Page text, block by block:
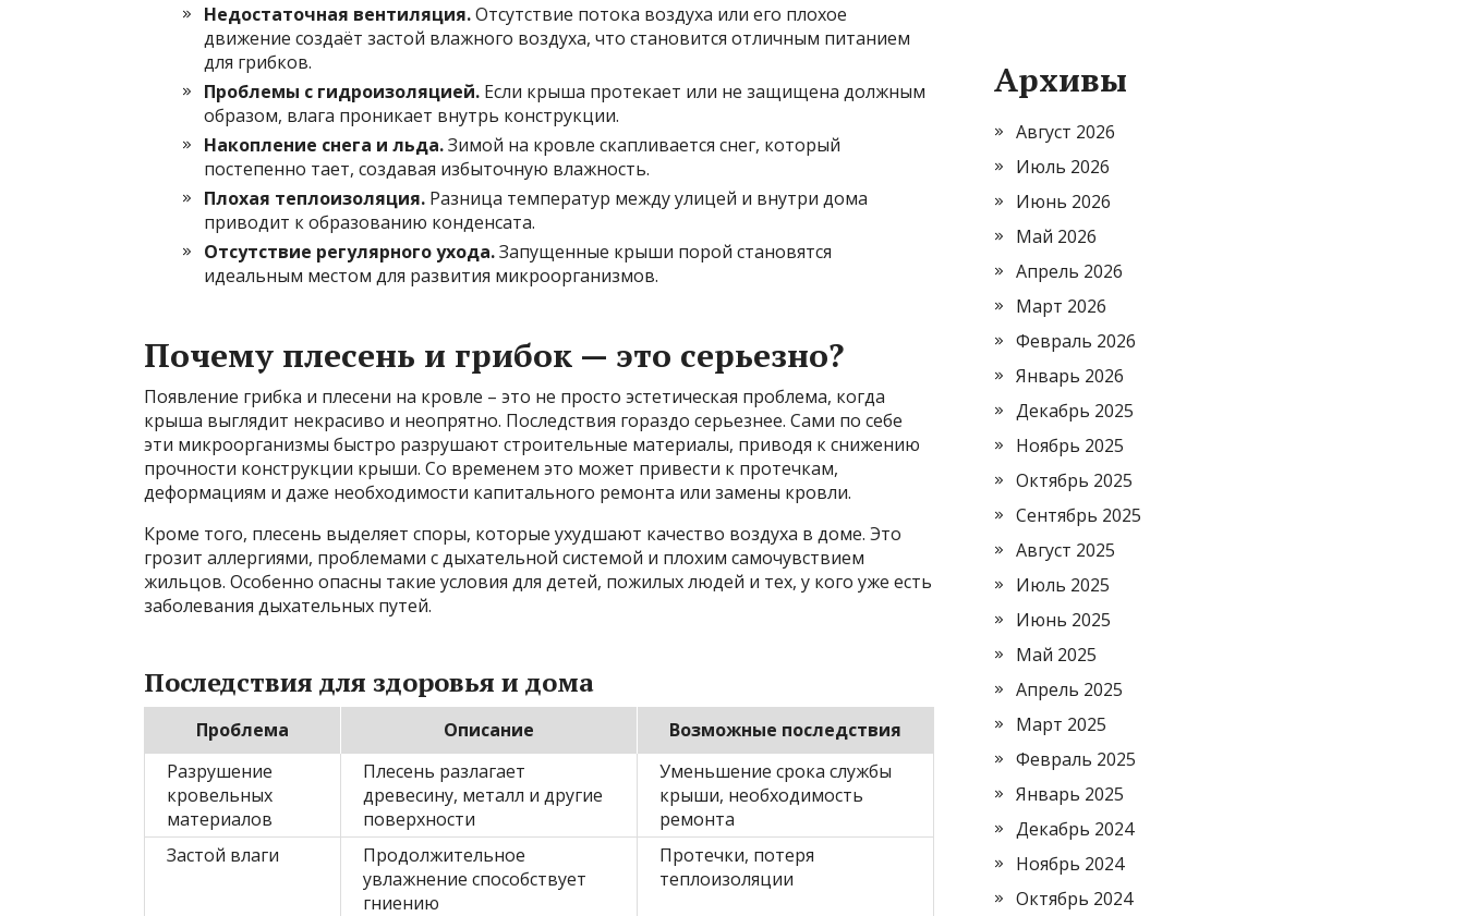
Недостаточная вентиляция.Отсутствие потока воздуха или его плохое
движение создаёт застой влажного воздуха, что становится отличным питанием
для грибков.
Проблемы с гидроизоляцией. Если крыша протекает или не защищена должным
образом, влага проникает внутрь конструкции.
Накопление снега и льда.Зимой на кровле скапливается снег, который
постепенно тает, создавая избыточную влажность.
Плохая теплоизоляция. Разница температур между улицей и внутри дома
приводит к образованию конденсата.
Отсутствие регулярного ухода.Запущенные крыши порой становятся
идеальным местом для развития микроорганизмов.
Почему плесень и грибок — это серьезно?
Появление грибка и плесени на кровле – это не просто эстетическая проблема, когда
крыша выглядит некрасиво и неопрятно. Последствия гораздо серьезнее. Сами по себе
эти микроорганизмы быстро разрушают строительные материалы, приводя к снижению
прочности конструкции крыши. Со временем это может привести к протечкам,
деформациям и даже необходимости капитального ремонта или замены кровли.
Кроме того, плесень выделяет споры, которые ухудшают качество воздуха в доме. Это
грозит аллергиями, проблемами с дыхательной системой и плохим самочувствием
жильцов. Особенно опасны такие условия для детей, пожилых людей и тех, у кого уже есть
заболевания дыхательных путей.
Последствия для здоровья и дома
Проблема Описание
Возможные последствия
Разрушение
кровельных
материалов
Плесень разлагает
древесину, металл и другие
поверхности
Уменьшение срока службы
крыши, необходимость
ремонта
Застой влаги
Продолжительное
увлажнение способствует
гниению
Протечки, потеря
теплоизоляции
Архивы
Август 2026
Июль 2026
Июнь 2026
Май 2026
Апрель 2026
Март 2026
Февраль 2026
Январь 2026
Декабрь 2025
Ноябрь 2025
Октябрь 2025
Сентябрь 2025
Август 2025
Июль 2025
Июнь 2025
Май 2025
Апрель 2025
Март 2025
Февраль 2025
Январь 2025
Декабрь 2024
Ноябрь 2024
Октябрь 2024